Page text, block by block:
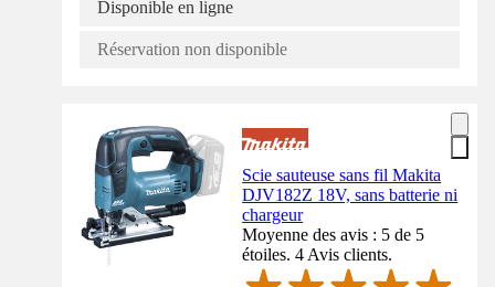
Disponible en ligne
Réservation non disponible
Scie sauteuse sans fil Makita
DJV182Z 18V, sans batterie ni
chargeur
Moyenne des avis : 5 de 5
étoiles. 4 Avis clients.